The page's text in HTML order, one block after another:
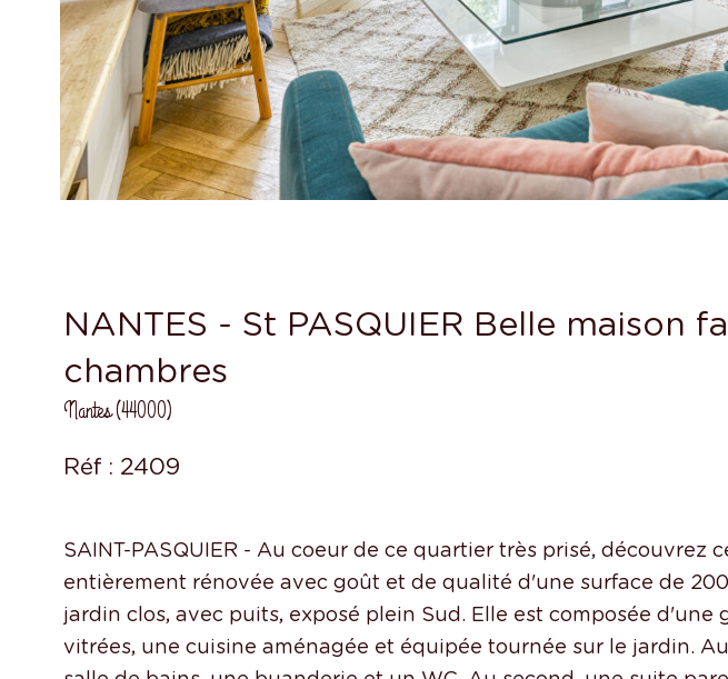
NANTES - St PASQUIER Belle maison
chambres
Nantes (44000)
Réf : 2409
SAINT-PASQUIER - Au coeur de ce quartier très prisé, découvrez
entièrement rénovée avec goût et de qualité d'une surface de
jardin clos, avec puits, exposé plein Sud. Elle est composée d'une
vitrées, une cuisine aménagée et équipée tournée sur le jardin.